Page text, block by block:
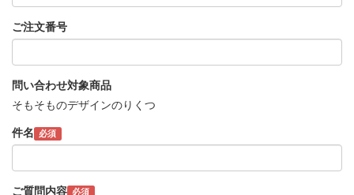
ご注文番号
問い合わせ対象商品
そもそものデザインのりくつ
件名 必須
ご質問内容 必須